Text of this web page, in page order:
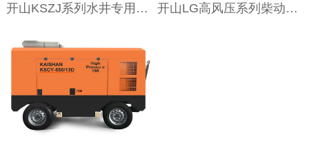
开山KSZJ系列水井专用柴油螺杆空压机 开山LG高风压系列柴动螺杆空气压缩机